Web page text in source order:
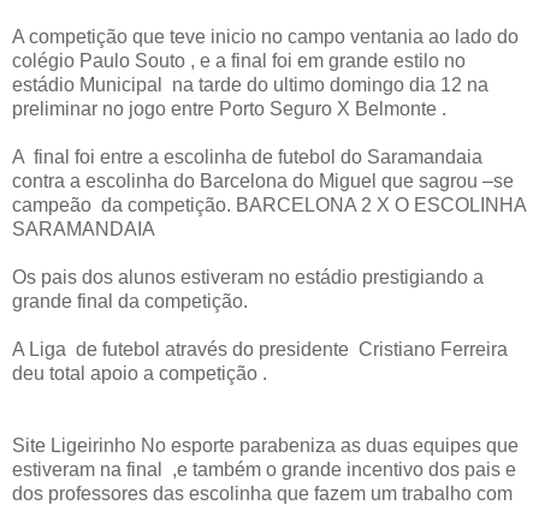
A competição que teve inicio no campo ventania ao lado do
colégio Paulo Souto , e a final foi em grande estilo no
estádio Municipal na tarde do ultimo domingo dia 12 na
preliminar no jogo entre Porto Seguro X Belmonte .
A final foi entre a escolinha de futebol do Saramandaia
contra a escolinha do Barcelona do Miguel que sagrou –se
campeão da competição. BARCELONA 2 X O ESCOLINHA
SARAMANDAIA
Os pais dos alunos estiveram no estádio prestigiando a
grande final da competição.
A Liga de futebol através do presidente Cristiano Ferreira
deu total apoio a competição .
Site Ligeirinho No esporte parabeniza as duas equipes que
estiveram na final ,e também o grande incentivo dos pais e
dos professores das escolinha que fazem um trabalho com